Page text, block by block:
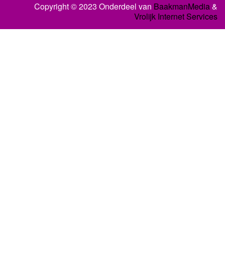
Copyright © 2023 Onderdeel van BaakmanMedia&
Vrolijk Internet Services